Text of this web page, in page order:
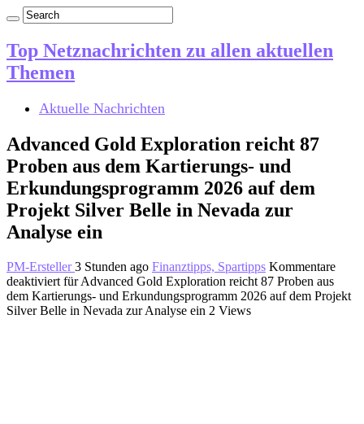
Top Netznachrichten zu allen aktuellen
Themen
Aktuelle Nachrichten
Advanced Gold Exploration reicht 87
Proben aus dem Kartierungs- und
Erkundungsprogramm 2026 auf dem
Projekt Silver Belle in Nevada zur
Analyse ein
PM-Ersteller3 Stunden ago Finanztipps, Spartipps Kommentare
deaktiviert für Advanced Gold Exploration reicht 87 Proben aus
dem Kartierungs- und Erkundungsprogramm 2026 auf dem Projekt
Silver Belle in Nevada zur Analyse ein 2 Views